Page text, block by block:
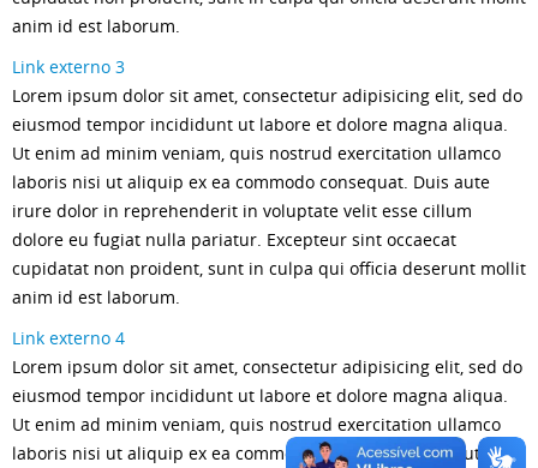
anim id est laborum.
Link externo 3
Lorem ipsum dolor sit amet, consectetur adipisicing elit, sed do
eiusmod tempor incididunt ut labore et dolore magna aliqua.
Ut enim ad minim veniam, quis nostrud exercitation ullamco
laboris nisi ut aliquip ex ea commodo consequat. Duis aute
irure dolor in reprehenderit in voluptate velit esse cillum
dolore eu fugiat nulla pariatur. Excepteur sint occaecat
cupidatat non proident, sunt in culpa qui officia deserunt mollit
anim id est laborum.
Link externo 4
Lorem ipsum dolor sit amet, consectetur adipisicing elit, sed do
eiusmod tempor incididunt ut labore et dolore magna aliqua.
Ut enim ad minim veniam, quis nostrud exercitation ullamco
laboris nisi ut aliquip ex ea commodo consequat. Duis aute